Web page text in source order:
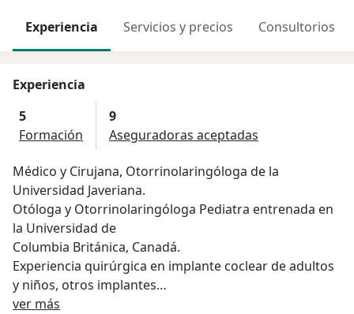
Experiencia Servicios y precios Consultorios
Experiencia
5
Formación
9
Aseguradoras aceptadas
Médico y Cirujana, Otorrinolaringóloga de la
Universidad Javeriana.
Otóloga y Otorrinolaringóloga Pediatra entrenada en
la Universidad de
Columbia Británica, Canadá.
Experiencia quirúrgica en implante coclear de adultos
y niños, otros implantes
auditivos, manejo de casos complejos de oído crónico,
ver más